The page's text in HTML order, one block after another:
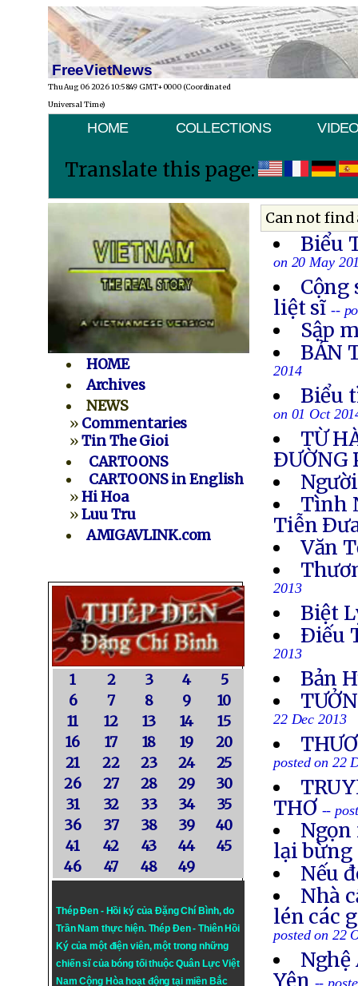
FreeVietNews
Thu Aug 06 2026 10:58:49 GMT+0000 (Coordinated
Universal Time)
HOME COLLECTIONS
Translate this page:
HOME
Archives
NEWS
» Commentaries
»Tin The Gioi
CARTOONS
CARTOONS in English
»Hi Hoa
»Luu Tru
AMIGAVLINK.com
1 2 3 4
5
6
7 8 9
10
11
12 13 14
15
16
17 18 19
20
21
22 23 24
25
26
27 28 29
30
31
32 33 34
35
36
37 38 39
40
41
42 43 44
45
46
47 48 49
Thép Đen - Hồi ký của Đặng Chí Bình, do
Trần Nam thực hiện. Thép Đen- Thiên Hồi
Ký của một điện viên, một trong những
chiến sĩ của bóng tối thuộc Quân Lực Việt
Nam Cộng Hòa hoạt động tại miền Bắc
Can not
Biểu
on 20 May
Cộng
liệt sĩ --
Sập
BẢN
2014
Biểu
on 01 Oct
TỪ
ÐƯỜNG
Tình
Tiễn
Văn
2013
Biệt
Ðiếu
2013
Bản
22 Dec 2013
posted on 22
THƠ --
lại bừng
Nếu
Nhà
lén các
posted on 22
Nghệ
Yên --